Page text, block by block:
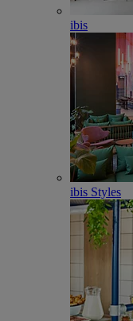
ibis
ibis Styles